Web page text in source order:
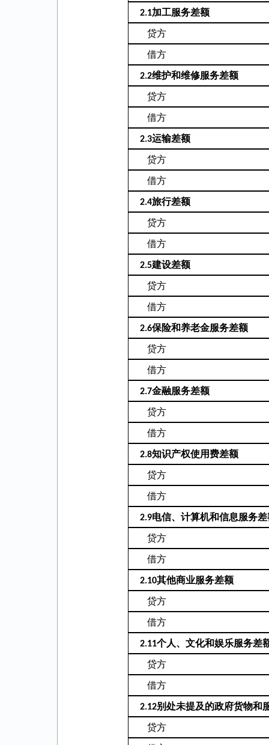
2.1加工服务差额
贷方
借方
2.2维护和维修服务差额
贷方
借方
2.3运输差额
贷方
借方
2.4旅行差额
贷方
借方
2.5建设差额
贷方
借方
2.6保险和养老金服务差额
贷方
借方
2.7金融服务差额
贷方
借方
2.8知识产权使用费差额
贷方
借方
2.9电信、计算机和信息服务
贷方
借方
2.10其他商业服务差额
贷方
借方
2.11个人、文化和娱乐服务差
贷方
借方
2.12别处未提及的政府货物和
贷方